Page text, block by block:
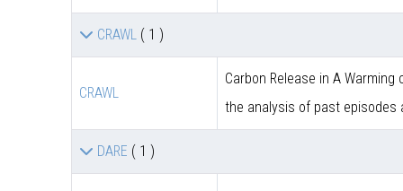
CRAWL ( 1 )
CRAWL
Carbon Release in A
the analysis of past episodes
DARE ( 1 )